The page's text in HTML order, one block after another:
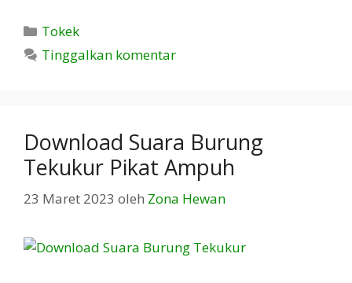
Kategori
Tokek
Tinggalkan komentar
Download Suara Burung
Tekukur Pikat Ampuh
23 Maret 2023 oleh Zona Hewan